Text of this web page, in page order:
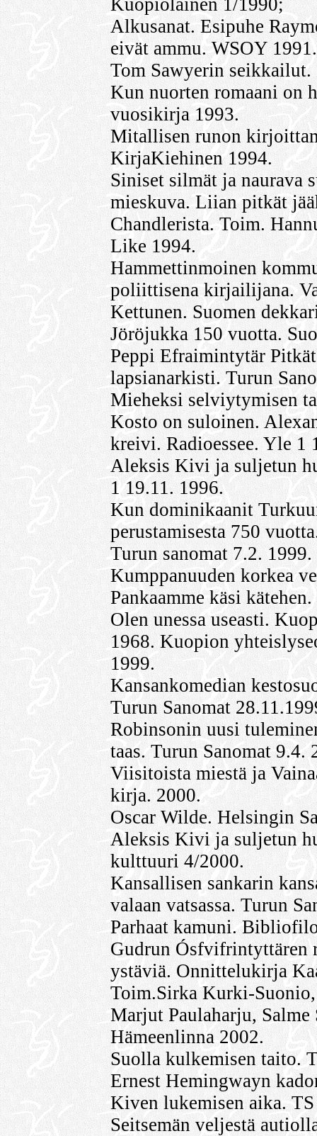
Alkusanat. Esipuhe
eivät ammu. WSOY 1991.
Tom Sawyerin
Kun nuorten romaani on
vuosikirja 1993.
Mitallisen runon
KirjaKiehinen 1994.
Siniset silmät ja naurava
mieskuva. Liian pitkät
Chandlerista. Toim.
Like 1994.
Hammettinmoinen
poliittisena kirjailijana.
Kettunen. Suomen
Jöröjukka 150 vuotta.
Peppi Efraimintytär
lapsianarkisti. Turun
Mieheksi selviytymisen
Kosto on suloinen.
kreivi. Radioessee. Yle 1
Aleksis Kivi ja suljetun
1 19.11. 1996.
Kun dominikaanit
perustamisesta 750
Turun sanomat 7.2. 1999.
Kumppanuuden korkea
Pankaamme käsi
Olen unessa useasti.
1968. Kuopion
1999.
Kansankomedian
Turun Sanomat
Robinsonin uusi
taas. Turun Sanomat 9.4.
Viisitoista miestä ja
kirja. 2000.
Oscar Wilde. Helsingin
Aleksis Kivi ja suljetun
kulttuuri 4/2000.
Kansallisen sankarin
valaan vatsassa. Turun
Parhaat kamuni.
Gudrun Ósfvifrintyttären
ystäviä. Onnittelukirja
Toim.Sirka Kurki-
Marjut Paulaharju,
Hämeenlinna 2002.
Suolla kulkemisen taito.
Ernest Hemingwayn
Kiven lukemisen aika.
Seitsemän veljestä